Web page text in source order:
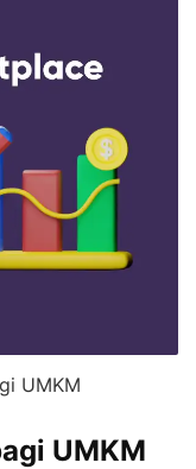
UMKM
UMKM